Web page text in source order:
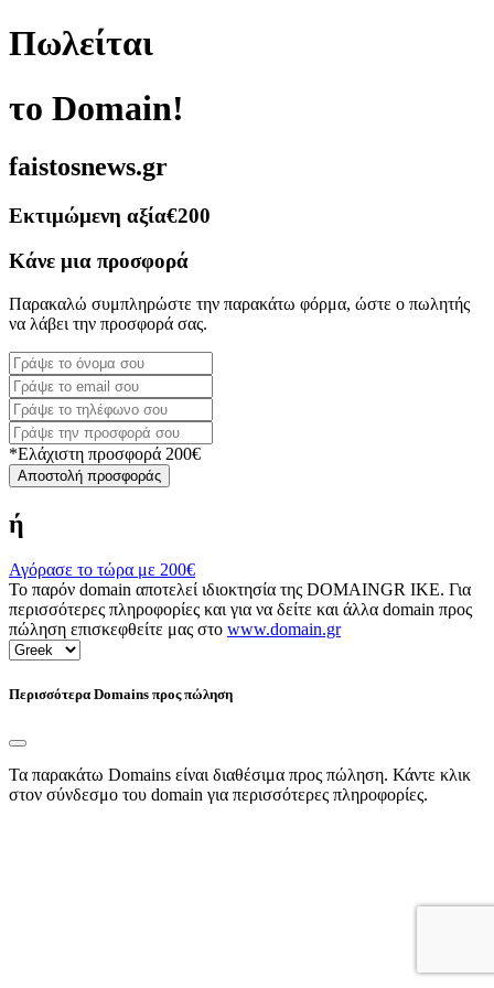
Πωλείται
το Domain!
faistosnews.gr
Εκτιμώμενη αξία€200
Κάνε μια προσφορά
Παρακαλώ συμπληρώστε την παρακάτω φόρμα, ώστε ο πωλητής
να λάβει την προσφορά σας.
*Ελάχιστη προσφορά 200€
Αποστολή προσφοράς
ή
Αγόρασε το τώρα με 200€
Το παρόν domain αποτελεί ιδιοκτησία της DOMAINGR ΙΚΕ. Για
περισσότερες πληροφορίες και για να δείτε και άλλα domain προς
πώληση επισκεφθείτε μας στο www.domain.gr
Περισσότερα Domains προς πώληση
Τα παρακάτω Domains είναι διαθέσιμα προς πώληση. Κάντε κλικ
στον σύνδεσμο του domain για περισσότερες πληροφορίες.